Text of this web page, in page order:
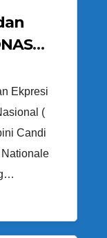
Ekpresi
(
Candi